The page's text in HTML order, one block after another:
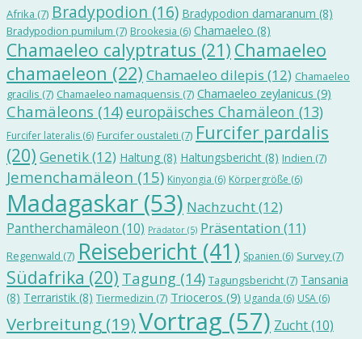
Afrika (7) Bradypodion (16) Bradypodion damaranum (8)
Bradypodion pumilum (7) Brookesia (6) Chamaeleo (8)
Chamaeleo calyptratus (21) Chamaeleo
chamaeleon (22) Chamaeleo dilepis (12) Chamaeleo
gracilis (7) Chamaeleo namaquensis (7) Chamaeleo zeylanicus (9)
Chamäleons (14)europäisches Chamäleon (13)
Furcifer lateralis (6) Furcifer oustaleti (7) Furcifer pardalis
(20) Genetik(12) Haltung (8) Haltungsbericht (8) Indien (7)
Jemenchamäleon (15) Kinyongia (6) Körpergröße (6)
Madagaskar (53) Nachzucht(12)
Pantherchamäleon (10) Prädator (5) Präsentation (11)
Regenwald (7) Reisebericht (41) Spanien (6) Survey(7)
Südafrika (20) Tagung (14) Tagungsbericht (7) Tansania
(8) Terraristik (8) Tiermedizin (7) Trioceros (9) Uganda (6) USA (6)
Verbreitung (19)Vortrag (57) Zucht(10)